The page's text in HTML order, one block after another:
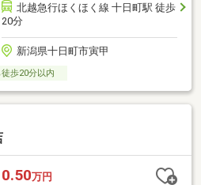
北越急行ほくほく線 十日町駅 徒歩
20分
新潟県十日町市寅甲
歩20分以内
0.50万円